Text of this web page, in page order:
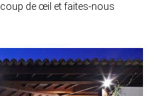
coup de œil et faites-nous